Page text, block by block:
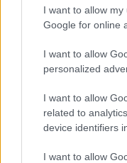
I want to allow
Google for online
I want to allow
personalized
I want to allow
related to
device identifiers
I want to allow